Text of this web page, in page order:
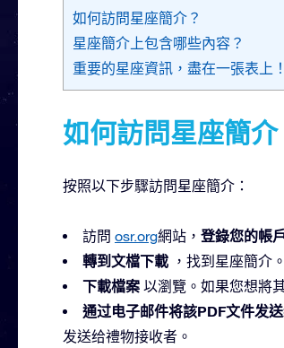
如何訪問星座簡介？
星座簡介上包含哪些內容？
重要的星座資訊，盡在一張表上！
如何訪問星座簡介
按照以下步驟訪問星座簡介：
訪問 osr.org網站， 登錄您的帳戶
轉到文檔下載 ，找到星座簡介。
下載檔案 以瀏覽。如果您想將
通过电子邮件将該PDF文件发
发送给禮物接收者。